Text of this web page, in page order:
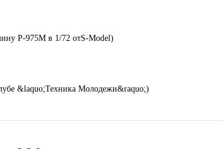
Р-975М в 1/72 отS-Model)
&laquo;Техника Молодежи&raquo;)